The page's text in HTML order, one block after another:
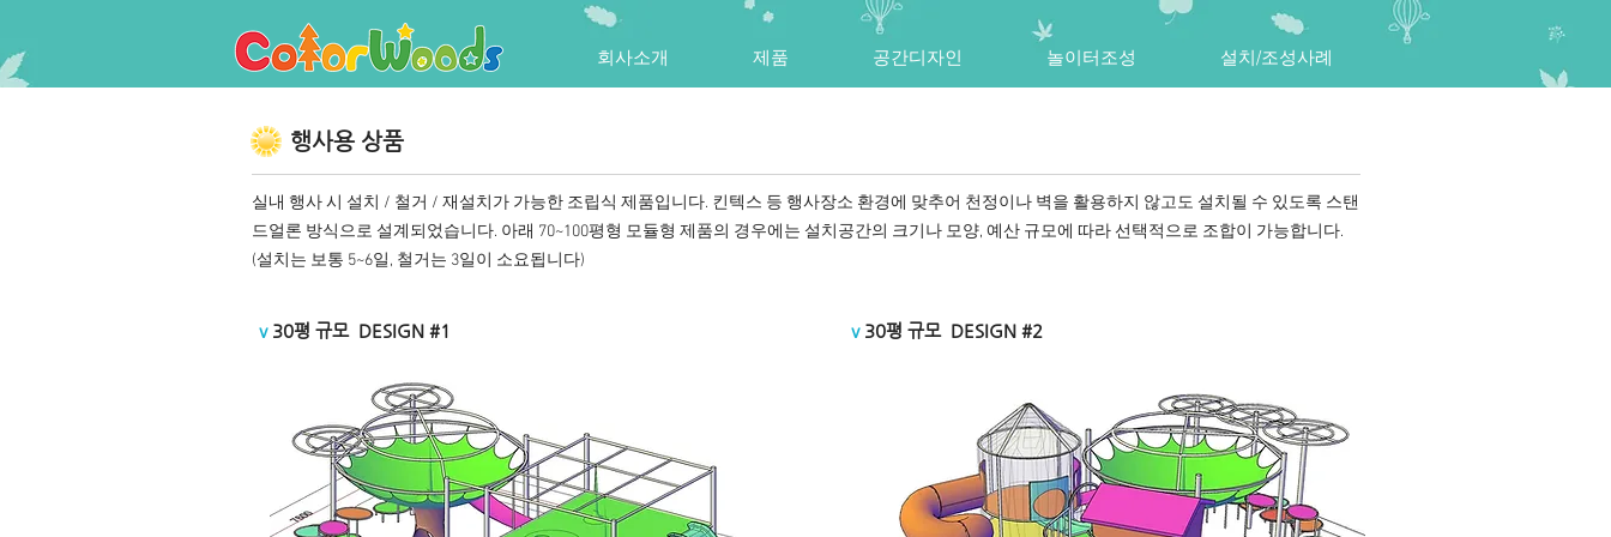
회사소개 제품 공간디자인 놀이터조성 설치/조성사례
행사용 상품
실내 행사 시 설치 / 철거 / 재설치가 가능한 조립식 제품입니다. 킨텍스 등 행사장소 환경에 맞추어 천정이나 벽을 활용하지 않고도 설치될 수 있도록 스탠
드얼론 방식으로 설계되었습니다. 아래 70~100평형 모듈형 제품의 경우에는 설치공간의 크기나 모양, 예산 규모에 따라 선택적으로 조합이 가능합니다.
(설치는 보통 5~6일, 철거는 3일이 소요됩니다)
v 30평 규모 DESIGN #1 v 30평 규모 DESIGN #2